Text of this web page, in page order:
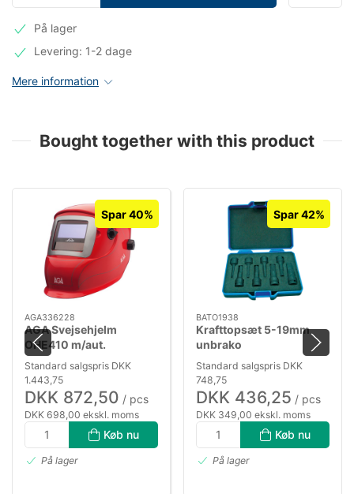
På lager
Levering: 1-2 dage
Mere information
Bought together with this product
Spar 40%
AGA336228
AGA Svejsehjelm
OHE410 m/aut.
nedblænding DIN9-13
Standard salgspris DKK
1.443,75
DKK 872,50 / pcs
DKK 698,00 ekskl. moms
Køb nu
På lager
Spar 42%
BATO1938
Krafttopsæt 5-19mm
unbrako
Standard salgspris DKK
748,75
DKK 436,25 / pcs
DKK 349,00 ekskl. moms
Køb nu
På lager